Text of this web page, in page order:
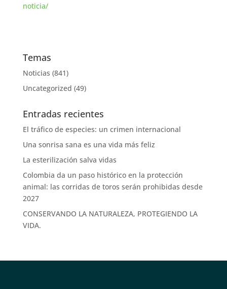
noticia/
Temas
Noticias (841)
Uncategorized (49)
Entradas recientes
El tráfico de especies: un crimen internacional
Una sonrisa sana es una vida más feliz
La esterilización salva vidas
Colombia da un paso histórico en la protección
animal: las corridas de toros serán prohibidas desde
2027
CONSERVANDO LA NATURALEZA, PROTEGIENDO LA
VIDA.